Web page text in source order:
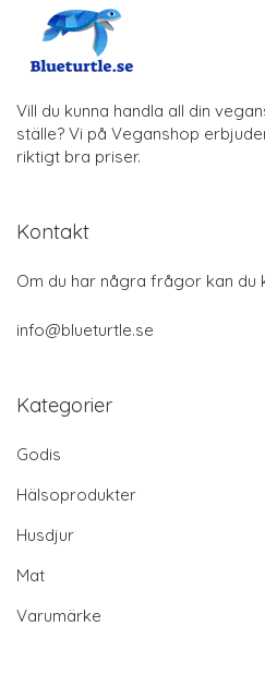
Vill du kunna handla all din
ställe? Vi på Veganshop
riktigt bra priser.
Kontakt
Om du har några frågor kan du
info@blueturtle.se
Kategorier
Godis
Hälsoprodukter
Husdjur
Mat
Varumärke